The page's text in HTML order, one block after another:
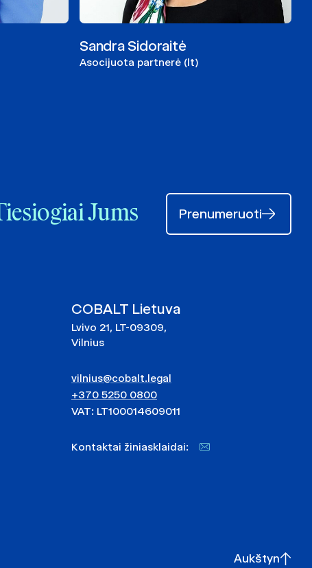
Sandra Sidoraitė
Asocijuota partnerė (lt)
Jums Prenumeruoti
COBALT Lietuva
Lvivo 21, LT-09309,
Vilnius
vilnius@cobalt.legal
+370 5250 0800
VAT: LT100014609011
Kontaktai žiniasklaidai:
Aukštyn